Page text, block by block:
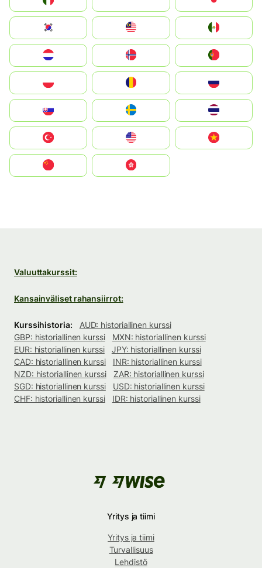
South Korea
United States
中國香港特別行政區
Valuuttakurssit:
Kansainväliset rahansiirrot:
Kurssihistoria:
AUD: historiallinen kurssi
GBP: historiallinen kurssi
MXN: historiallinen kurssi
EUR: historiallinen kurssi
JPY: historiallinen kurssi
CAD: historiallinen kurssi
INR: historiallinen kurssi
NZD: historiallinen kurssi
ZAR: historiallinen kurssi
SGD: historiallinen kurssi
USD: historiallinen kurssi
CHF: historiallinen kurssi
IDR: historiallinen kurssi
Yritys ja tiimi
Yritys ja tiimi
Turvallisuus
Lehdistö